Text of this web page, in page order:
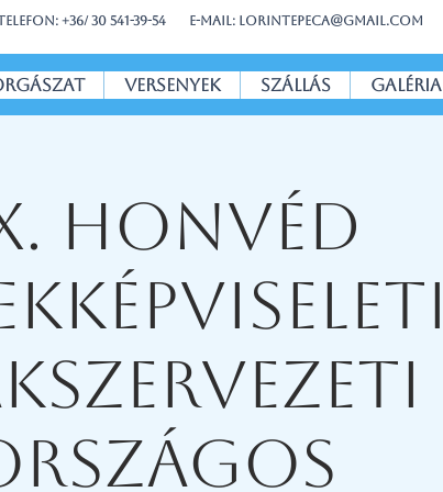
+36/ 30 541-39-54 E-mail: lorintepeca@gmail.com
Versenyek Szállás Galéria
Honvéd